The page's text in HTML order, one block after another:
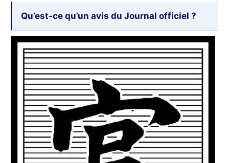
Qu’est-ce qu’un avis du Journal officiel ?